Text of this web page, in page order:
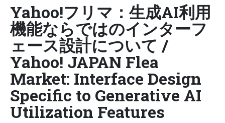
Yahoo!フリマ：生成AI利用
機能ならではのインターフ
ェース設計について /
Yahoo! JAPAN Flea
Market: Interface Design
Specific to Generative AI
Utilization Features